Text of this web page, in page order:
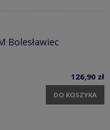
Bolesławiec
126,90 zł
DO KOSZYKA